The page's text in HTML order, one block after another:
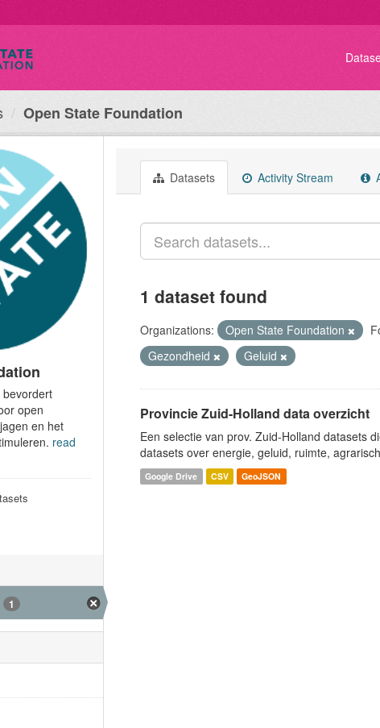
Open State Foundation
open
en het
read
1
Datasets Activity Stream
1 dataset found
Organizations: Open State Foundation
Gezondheid
Geluid
Provincie Zuid-Holland data overzicht
Een selectie van prov. Zuid-Holland datasets
datasets over energie, geluid, ruimte,
Google Drive CSV GeoJSON